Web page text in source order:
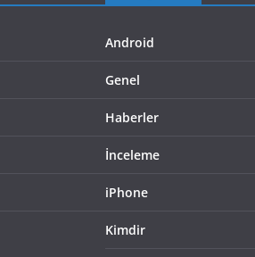
Android
Genel
Haberler
İnceleme
iPhone
Kimdir